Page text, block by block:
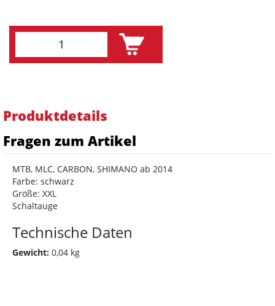
Produktdetails
Fragen zum Artikel
MTB, MLC, CARBON, SHIMANO ab 2014
Farbe: schwarz
Größe: XXL
Schaltauge
Technische Daten
Gewicht: 0,04 kg